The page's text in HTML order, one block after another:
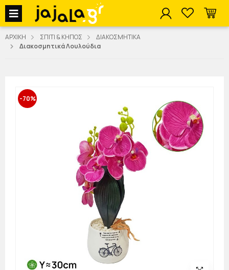
jajala Menu
ΑΡΧΙΚΗ ΣΠΙΤΙ & ΚΗΠΟΣ
ΔΙΑΚΟΣΜΗΤΙΚΑ
Διακοσμητικά Λουλούδια
-70%